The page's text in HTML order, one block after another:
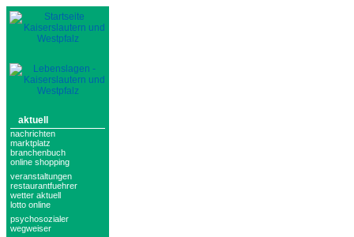
aktuell
nachrichten
marktplatz
branchenbuch
online shopping
veranstaltungen
restaurantfuehrer
wetter aktuell
lotto online
psychosozialer
wegweiser